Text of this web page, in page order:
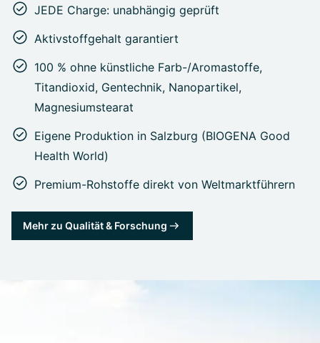
JEDE Charge: unabhängig geprüft
Aktivstoffgehalt garantiert
100 % ohne künstliche Farb-/Aromastoffe,
Titandioxid, Gentechnik, Nanopartikel,
Magnesiumstearat
Eigene Produktion in Salzburg (BIOGENA Good
Health World)
Premium-Rohstoffe direkt von Weltmarktführern
Mehr zu Qualität & Forschung